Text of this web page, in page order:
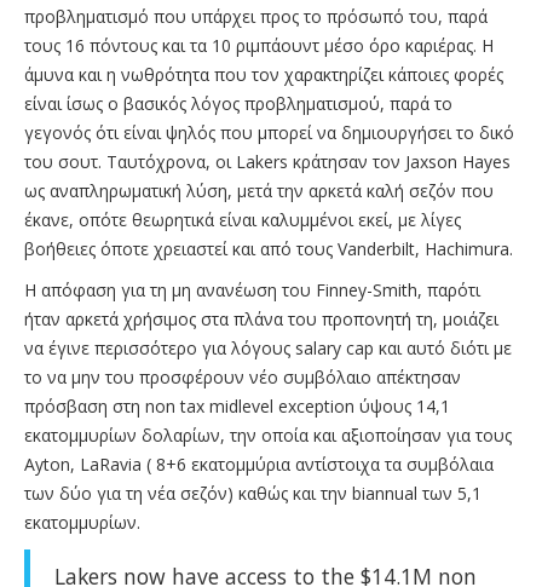
προβληματισμό που υπάρχει προς το πρόσωπό του, παρά
τους 16 πόντους και τα 10 ριμπάουντ μέσο όρο καριέρας. Η
άμυνα και η νωθρότητα που τον χαρακτηρίζει κάποιες φορές
είναι ίσως ο βασικός λόγος προβληματισμού, παρά το
γεγονός ότι είναι ψηλός που μπορεί να δημιουργήσει το δικό
του σουτ. Ταυτόχρονα, οι Lakers κράτησαν τον Jaxson Hayes
ως αναπληρωματική λύση, μετά την αρκετά καλή σεζόν που
έκανε, οπότε θεωρητικά είναι καλυμμένοι εκεί, με λίγες
βοήθειες όποτε χρειαστεί και από τους Vanderbilt, Hachimura.
H απόφαση για τη μη ανανέωση του Finney-Smith, παρότι
ήταν αρκετά χρήσιμος στα πλάνα του προπονητή τη, μοιάζει
να έγινε περισσότερο για λόγους salary cap και αυτό διότι με
το να μην του προσφέρουν νέο συμβόλαιο απέκτησαν
πρόσβαση στη non tax midlevel exception ύψους 14,1
εκατομμυρίων δολαρίων, την οποία και αξιοποίησαν για τους
Ayton, LaRavia ( 8+6 εκατομμύρια αντίστοιχα τα συμβόλαια
των δύο για τη νέα σεζόν) καθώς και την biannual των 5,1
εκατομμυρίων.
Lakers now have access to the $14.1M non